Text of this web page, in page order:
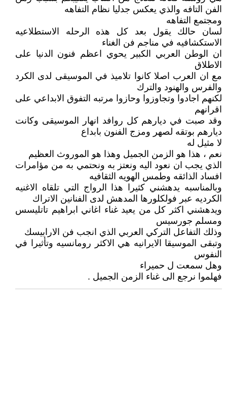
الفن التافه والذي يعكس جدليا نظام التفاهه
ومجتمع التفاهه
لسان حالك يقول بعد كل هذه الرحله الاستطلاعيه
الاستكشافيه في مناجم فن الغناء
ان الوطن العربي الكبير يحوي اعظم فنون الدنيا على
الاطلاق
مع ان العرب اصلا كانوا تلاميذ في الموسيقى لدى الكرد
والفرس والهنود والترك
لكنهم اجادوا وتجاوزوا وحازوا مرتبه التفوق الابداعي على
اقرانهم
وقد صبت في ديارهم كل روافد انهار الموسيقى وكانت
ديارهم بوتقه لصهر ومزج الفنون بابداع
لا مثيل له
نعم ، هذا هو الزمن الجميل وهذا هو الموروث العظيم
الذي يجب ان نعود اليه ونعتز به ونحتمي به من مؤامرات
افساد الذائقه وطمس الهويه الثقافيه
وبالمناسبه يدهشني كثيرا هذا الرواج التي تلقاه الاغنيه
الكرديه عبر فولكلورها المدهش لدى الفنانين الاتراك
ويدهشني اكثر كل من يعيد غناء اغاني ابراهيم تاتليسس
ومسلم جورسيس
وذلك التفاعل التركي العربي الذي انجب فن الارابيسك
وتبقى الموسيقا الايرانيه هي الاكثر رومانسيه وتأثيرا في
النفوس
وهل سمعت ل حميراء
فهلموا نرجع الى غناء الزمن الجميل .